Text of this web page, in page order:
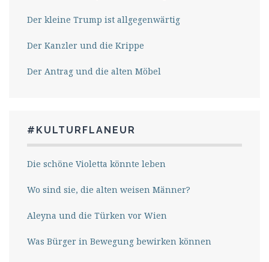
Der kleine Trump ist allgegenwärtig
Der Kanzler und die Krippe
Der Antrag und die alten Möbel
#KULTURFLANEUR
Die schöne Violetta könnte leben
Wo sind sie, die alten weisen Männer?
Aleyna und die Türken vor Wien
Was Bürger in Bewegung bewirken können